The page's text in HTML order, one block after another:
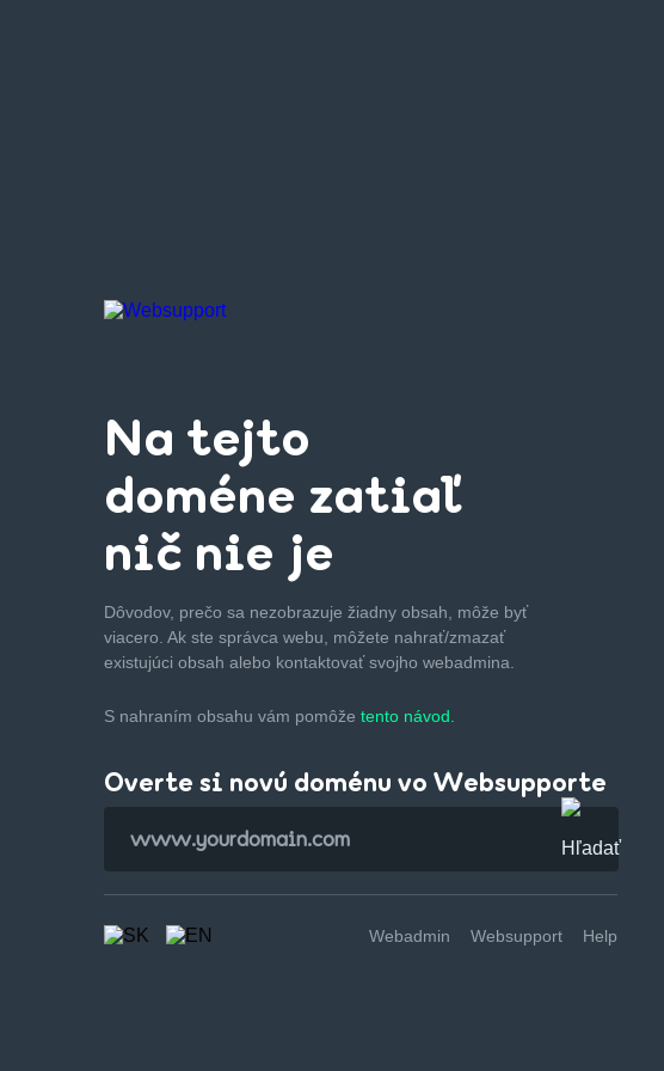
Na tejto
doméne zatiaľ
nič nie je
Dôvodov, prečo sa nezobrazuje žiadny obsah, môže byť
viacero. Ak ste správca webu, môžete nahrať/zmazať
existujúci obsah alebo kontaktovať svojho webadmina.
S nahraním obsahu vám pomôže tento návod.
Overte si novú doménu vo Websupporte
Webadmin Websupport Help